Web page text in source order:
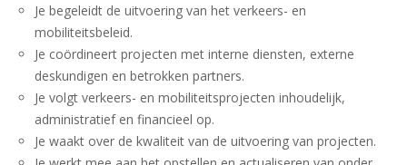
Je begeleidt de uitvoering van het verkeers- en
mobiliteitsbeleid.
Je coördineert projecten met interne diensten, externe
deskundigen en betrokken partners.
Je volgt verkeers- en mobiliteitsprojecten inhoudelijk,
administratief en financieel op.
Je waakt over de kwaliteit van de uitvoering van projecten.